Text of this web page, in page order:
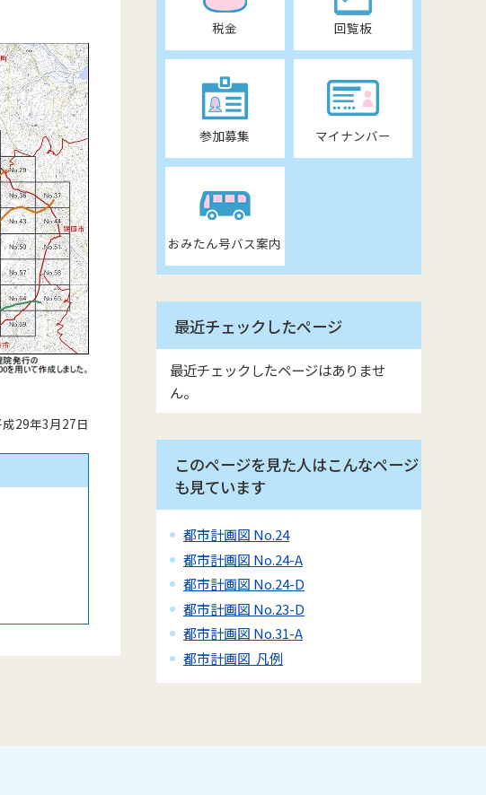
29年3月27日
税金 回覧板
参加募集 マイナンバー
おみたん号バス案内
最近チェックしたページ
最近チェックしたページはありませ
ん。
このページを見た人はこんなページ
も見ています
都市計画図 No.24
都市計画図 No.24-A
都市計画図 No.24-D
都市計画図 No.23-D
都市計画図 No.31-A
都市計画図 凡例